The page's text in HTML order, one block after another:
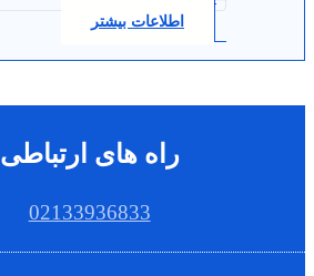
اطلاعات بیشتر
راه های ارتباطی
02133936833